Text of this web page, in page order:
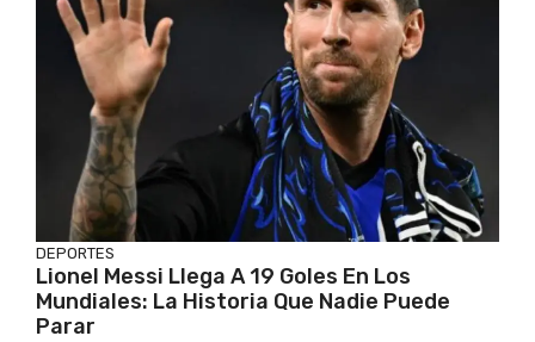
DEPORTES
Lionel Messi Llega A 19 Goles En Los
Mundiales: La Historia Que Nadie Puede
Parar